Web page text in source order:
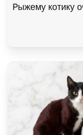
Рыжему котику